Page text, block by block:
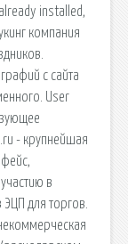
installed,
компания
с сайта
User
- крупнейшая
в
для торгов.